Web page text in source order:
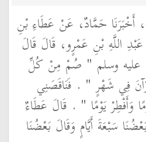
أَخْبَرَنَا حَمَّادٌ، عَنْ عَطَاءِ بْنِ
اللَّهِ بْنِ عَمْرٍو، قَالَ قَالَ
عليه وسلم ‏"‏ صُمْ مِنْ كُلِّ
فِي شَهْرٍ ‏"‏ ‏.‏ فَنَاقَصَنِي
وَأَفْطِرْ يَوْمًا ‏"‏ ‏.‏ قَالَ عَطَاءٌ
سَبْعَةَ أَيَّامٍ وَقَالَ بَعْضُنَا